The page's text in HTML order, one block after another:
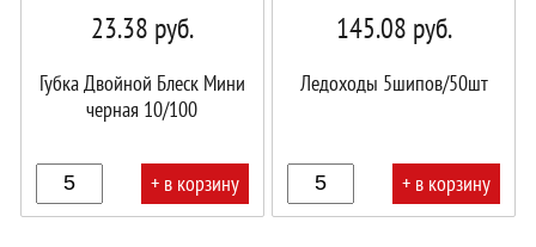
23.38 руб.
Губка Двойной Блеск Мини
черная 10/100
+ в корзину
145.08 руб.
Ледоходы 5шипов/50шт
+ в корзину